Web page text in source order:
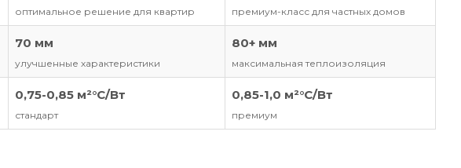
оптимальное решение для квартир премиум-класс для частных домов
70 мм
улучшенные характеристики
80+ мм
максимальная теплоизоляция
0,75-0,85 м²°C/Вт
стандарт
0,85-1,0 м²°C/Вт
премиум